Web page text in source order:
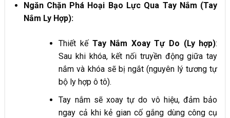
Ngăn Chặn Phá Hoại Bạo Lực Qua Tay Nắm (Tay
Nắm Ly Hợp):
Thiết kế Tay Nắm Xoay Tự Do (Ly hợp):
Sau khi khóa, kết nối truyền động giữa tay
nắm và khóa sẽ bị ngắt (nguyên lý tương tự
bộ ly hợp ô tô).
Tay nắm sẽ xoay tự do vô hiệu, đảm bảo
ngay cả khi kẻ gian cố gắng dùng công cụ